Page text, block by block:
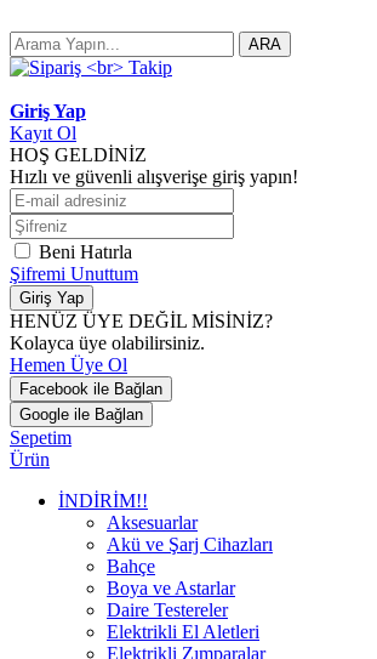
ARA
Giriş Yap
Kayıt Ol
HOŞ GELDİNİZ
Hızlı ve güvenli alışverişe giriş yapın!
Beni Hatırla
Şifremi Unuttum
Giriş Yap
HENÜZ ÜYE DEĞİL MİSİNİZ?
Kolayca üye olabilirsiniz.
Hemen Üye Ol
Facebook ile Bağlan
Google ile Bağlan
Sepetim
Ürün
İNDİRİM!!
Aksesuarlar
Akü ve Şarj Cihazları
Bahçe
Boya ve Astarlar
Daire Testereler
Elektrikli El Aletleri
Elektrikli Zımparalar